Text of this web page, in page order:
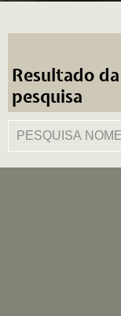
Resultado da
pesquisa